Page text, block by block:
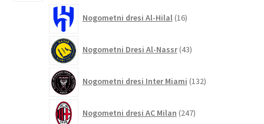
Nogometni dresi Al-Hilal 16izdelkov
Nogometni Dresi Al-Nassr 43izdelkov
Nogometni dresi Inter Miami 132izdelkov
Nogometni dresi AC Milan 247izdelkov